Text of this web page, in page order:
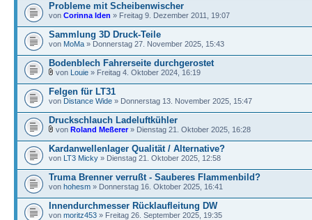
Probleme mit Scheibenwischer
von Corinna Iden » Freitag 9. Dezember 2011, 19:07
Sammlung 3D Druck-Teile
von MoMa » Donnerstag 27. November 2025, 15:43
Bodenblech Fahrerseite durchgerostet
von Louie » Freitag 4. Oktober 2024, 16:19
Felgen für LT31
von Distance Wide » Donnerstag 13. November 2025, 15:47
Druckschlauch Ladeluftkühler
von Roland Meßerer» Dienstag 21. Oktober 2025, 16:28
Kardanwellenlager Qualität / Alternative?
von LT3 Micky » Dienstag 21. Oktober 2025, 12:58
Truma Brenner verrußt - Sauberes Flammenbild?
von hohesm » Donnerstag 16. Oktober 2025, 16:41
Innendurchmesser Rücklaufleitung DW
von moritz453 » Freitag 26. September 2025, 19:35